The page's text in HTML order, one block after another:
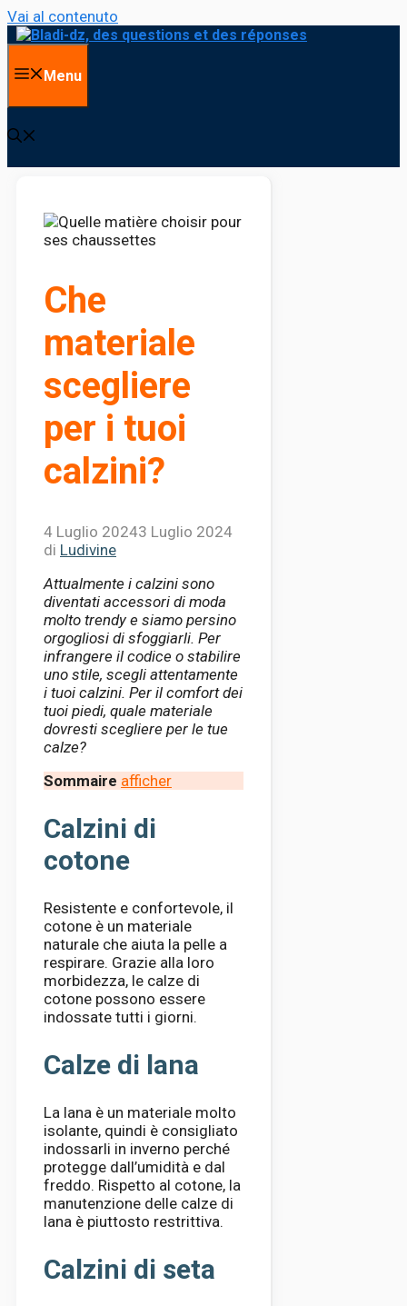
Vai al contenuto
Menu
Che
materiale
scegliere
per i tuoi
calzini?
4 Luglio 20243 Luglio 2024
di Ludivine
Attualmente i calzini sono
diventati accessori di moda
molto trendy e siamo persino
orgogliosi di sfoggiarli. Per
infrangere il codice o stabilire
uno stile, scegli attentamente
i tuoi calzini. Per il comfort dei
tuoi piedi, quale materiale
dovresti scegliere per le tue
calze?
Sommaire afficher
Calzini di
cotone
Resistente e confortevole, il
cotone è un materiale
naturale che aiuta la pelle a
respirare. Grazie alla loro
morbidezza, le calze di
cotone possono essere
indossate tutti i giorni.
Calze di lana
La lana è un materiale molto
isolante, quindi è consigliato
indossarli in inverno perché
protegge dall’umidità e dal
freddo. Rispetto al cotone, la
manutenzione delle calze di
lana è piuttosto restrittiva.
Calzini di seta